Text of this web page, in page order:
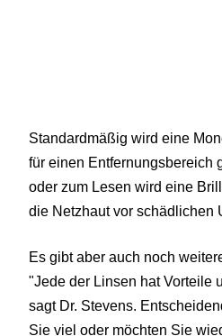
Standardmäßig wird eine
für einen Entfernungsbereich
oder zum Lesen wird eine
die Netzhaut vor schädlichen
Es gibt aber auch noch
"Jede der Linsen hat Vorteile
sagt Dr. Stevens.
Sie viel oder möchten Sie